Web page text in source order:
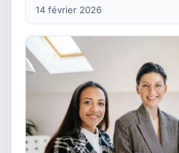
14 février 2026